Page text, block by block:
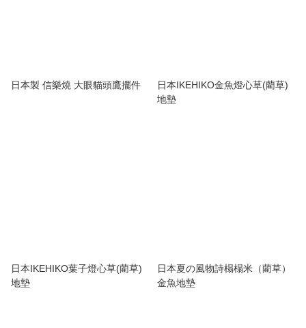
日本製 信樂燒 大眼貓頭鷹擺件
日本IKEHIKO金魚燈心草(藺草)
地墊
日本IKEHIKO葉子燈心草(藺草)
地墊
日本夏の風物詩榻榻米（藺草）
金魚地墊